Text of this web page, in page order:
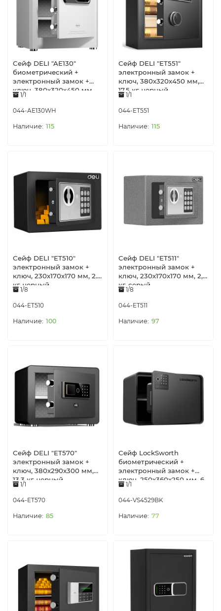
Сейф DELI "AE130"
биометрический +
электронный замок +
ключ, 380х320х450 мм,
21,9 кг, белый
1/1
044-AE130WH
115
Сейф DELI "ET551"
электронный замок +
ключ, 380х320х450 мм,
17,5 кг, черный
1/1
044-ET551
115
Сейф DELI "ET510"
электронный замок +
ключ, 230х170х170 мм, 2.8
кг, черный
1/8
044-ET510
100
Сейф DELI "ET511"
электронный замок +
ключ, 230х170х170 мм, 2,8
кг, серый
1/8
044-ET511
97
Сейф DELI "ET570"
электронный замок +
ключ, 380х290х300 мм,
13,3 кг, черный
1/1
044-ET570
85
Сейф LockSworth
биометрический +
электронный замок +
ключ, 250х360х250 мм, 6
кг, черный
1/1
044-VS4529BK
77